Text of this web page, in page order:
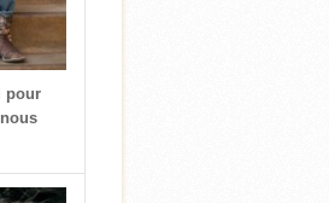
pour